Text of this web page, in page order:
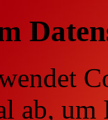
ab, um